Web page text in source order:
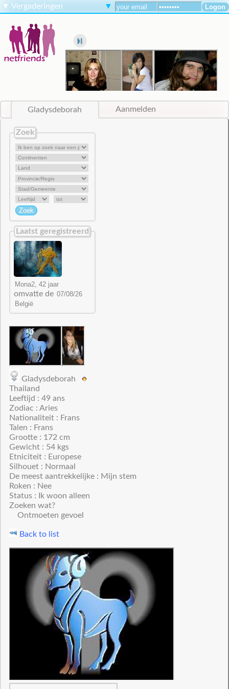
▼ Vergaderingen ▼
Gladysdeborah Aanmelden
Zoek
Laatst geregistreerd
omvatte de
Gladysdeborah
Thailand
Leeftijd : 49 ans
Zodiac : Aries
Nationaliteit : Frans
Talen : Frans
Grootte : 172 cm
Gewicht : 54 kgs
Etniciteit : Europese
Silhouet : Normaal
De meest aantrekkelijke : Mijn stem
Roken : Nee
Status : Ik woon alleen
Zoeken wat?
Ontmoeten gevoel
Back to list